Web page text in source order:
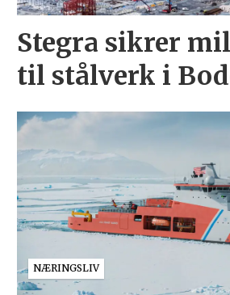
Stegra sikrer
til stålverk i
NÆRINGSLIV